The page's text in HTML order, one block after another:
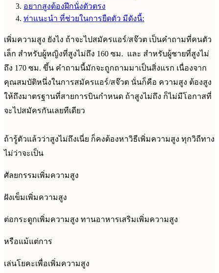
อยากสูงต้องฝึกนั่งตัวตรง
ท่าแนะนำ ที่ช่วยในการยืดตัว มีดังนี้:
เพิ่มความสูง ยังไง ถ้าจะไปสมัครแอร์/สจ๊วต เป็นคำถามที่คนตัว
เล็ก สำหรับผู้หญิงที่สูงไม่ถึง 160 ซม. และ สำหรับผู้ชายที่สูงไม่
ถึง 170 ซม. ขึ้น คำถามนี้มักจะถูกถามมาเป็นสิ่งแรก เนื่องจาก
คุณสมบัติหนึ่งในการสมัครแอร์/สจ๊วต นั่นก็คือ ความสูง ต้องสูง
ให้ถึงมาตรฐานที่สายการบินกำหนด ถ้าสูงไม่ถึง ก็ไม่มีโอกาสที่
จะไปสมัครกันเลยทีเดียว
ถ้ารู้ตัวแล้วว่าสูงไม่ถึงเนี่ย ก็คงต้องหาวิธีเพิ่มความสูง ทุกวิถีทาง
ไม่ว่าจะเป็น
ศัลยกรรมเพิ่มความสูง
ฝังเข็มเพิ่มความสูง
ต่อกระดูกเพิ่มความสูง ทานอาหารเสริมเพิ่มความสูง
หรือแม้แต่การ
เล่นโยคะเพื่อเพิ่มความสูง